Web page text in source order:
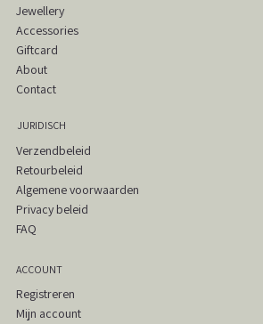
Jewellery
Accessories
Giftcard
About
Contact
JURIDISCH
Verzendbeleid
Retourbeleid
Algemene voorwaarden
Privacy beleid
FAQ
ACCOUNT
Registreren
Mijn account